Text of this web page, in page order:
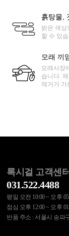
흙탕물,
밝은 색상
할 수 있
모래 끼
모래사장
습니다.
제거가 가
록시걸 고객센터
031.522.4488
평일 오전 10:00 ~ 오후
점심 오후 12:00 ~ 오후
반품 주소 : 서울시 송파